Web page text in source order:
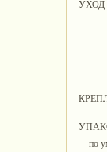
УХОД
по